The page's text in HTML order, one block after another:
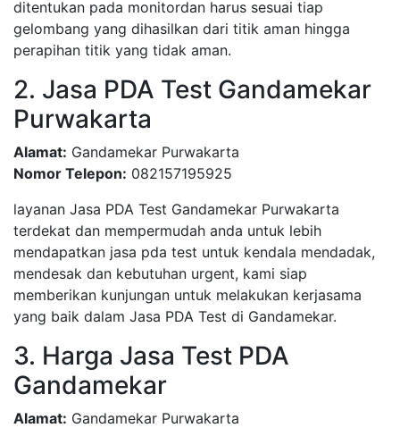
ditentukan pada monitordan harus sesuai tiap
gelombang yang dihasilkan dari titik aman hingga
perapihan titik yang tidak aman.
2. Jasa PDA Test Gandamekar
Purwakarta
Alamat: Gandamekar Purwakarta
Nomor Telepon: 082157195925
layanan Jasa PDA Test Gandamekar Purwakarta
terdekat dan mempermudah anda untuk lebih
mendapatkan jasa pda test untuk kendala mendadak,
mendesak dan kebutuhan urgent, kami siap
memberikan kunjungan untuk melakukan kerjasama
yang baik dalam Jasa PDA Test di Gandamekar.
3. Harga Jasa Test PDA
Gandamekar
Alamat: Gandamekar Purwakarta